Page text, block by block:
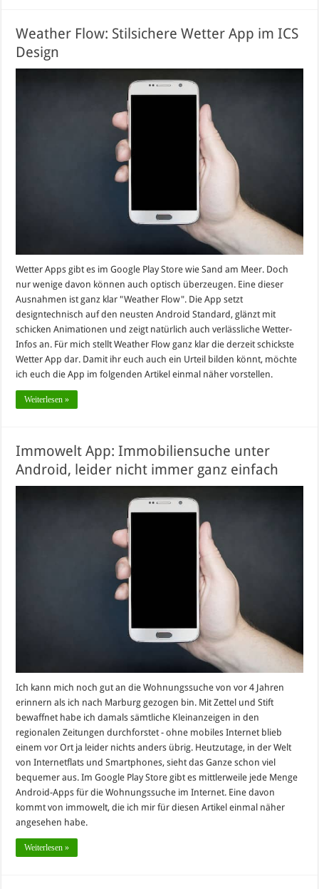
Weather Flow: Stilsichere Wetter App im ICS
Design
Wetter Apps gibt es im Google Play Store wie Sand am Meer. Doch
nur wenige davon können auch optisch überzeugen. Eine dieser
Ausnahmen ist ganz klar "Weather Flow". Die App setzt
designtechnisch auf den neusten Android Standard, glänzt mit
schicken Animationen und zeigt natürlich auch verlässliche Wetter-
Infos an. Für mich stellt Weather Flow ganz klar die derzeit schickste
Wetter App dar. Damit ihr euch auch ein Urteil bilden könnt, möchte
ich euch die App im folgenden Artikel einmal näher vorstellen.
Weiterlesen »
Immowelt App: Immobiliensuche unter
Android, leider nicht immer ganz einfach
Ich kann mich noch gut an die Wohnungssuche von vor 4 Jahren
erinnern als ich nach Marburg gezogen bin. Mit Zettel und Stift
bewaffnet habe ich damals sämtliche Kleinanzeigen in den
regionalen Zeitungen durchforstet - ohne mobiles Internet blieb
einem vor Ort ja leider nichts anders übrig. Heutzutage, in der Welt
von Internetflats und Smartphones, sieht das Ganze schon viel
bequemer aus. Im Google Play Store gibt es mittlerweile jede Menge
Android-Apps für die Wohnungssuche im Internet. Eine davon
kommt von immowelt, die ich mir für diesen Artikel einmal näher
angesehen habe.
Weiterlesen »